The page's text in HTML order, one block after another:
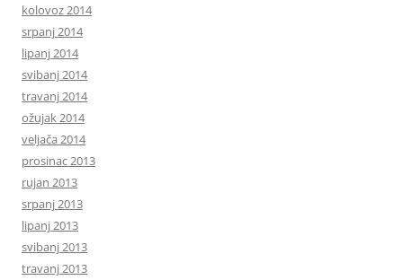
kolovoz 2014
srpanj 2014
lipanj 2014
svibanj 2014
travanj 2014
ožujak 2014
veljača 2014
prosinac 2013
rujan 2013
srpanj 2013
lipanj 2013
svibanj 2013
travanj 2013